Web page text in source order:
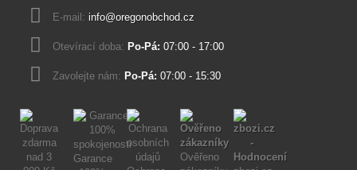
E-mail: info@oregonobchod.cz
Otevírací doba: Po-Pá: 07:00 - 17:00
Zavolejte nám: Po-Pá: 07:00 - 15:30
Garance
Ověřeno